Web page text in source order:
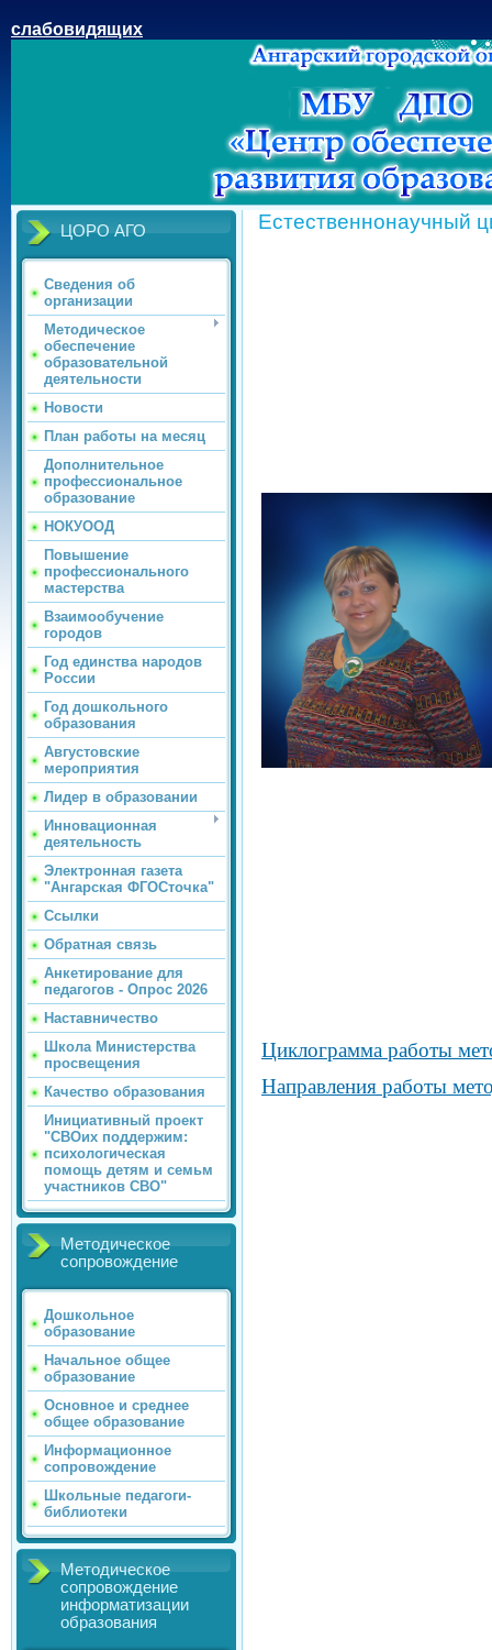
слабовидящих
ЦОРО АГО
Сведения об
организации
Методическое
обеспечение
образовательной
деятельности
Новости
План работы на месяц
Дополнительное
профессиональное
образование
НОКУООД
Повышение
профессионального
мастерства
Взаимообучение
городов
Год единства народов
России
Год дошкольного
образования
Августовские
мероприятия
Лидер в образовании
Инновационная
деятельность
Электронная газета
"Ангарская ФГОСточка"
Ссылки
Обратная связь
Анкетирование для
педагогов - Опрос 2026
Наставничество
Школа Министерства
просвещения
Качество образования
Инициативный проект
"СВОих поддержим:
психологическая
помощь детям и семьм
участников СВО"
Методическое
сопровождение
Дошкольное
образование
Начальное общее
образование
Основное и среднее
общее образование
Информационное
сопровождение
Школьные педагоги-
библиотеки
Методическое
сопровождение
информатизации
образования
Естественнонаучный
Циклограмма работы
Направления работы